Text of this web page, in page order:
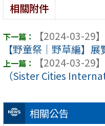
相關公告
相關附件
【2024-03-29】
【野童祭｜野草編】
【2024-03-29】
（Sister Cities